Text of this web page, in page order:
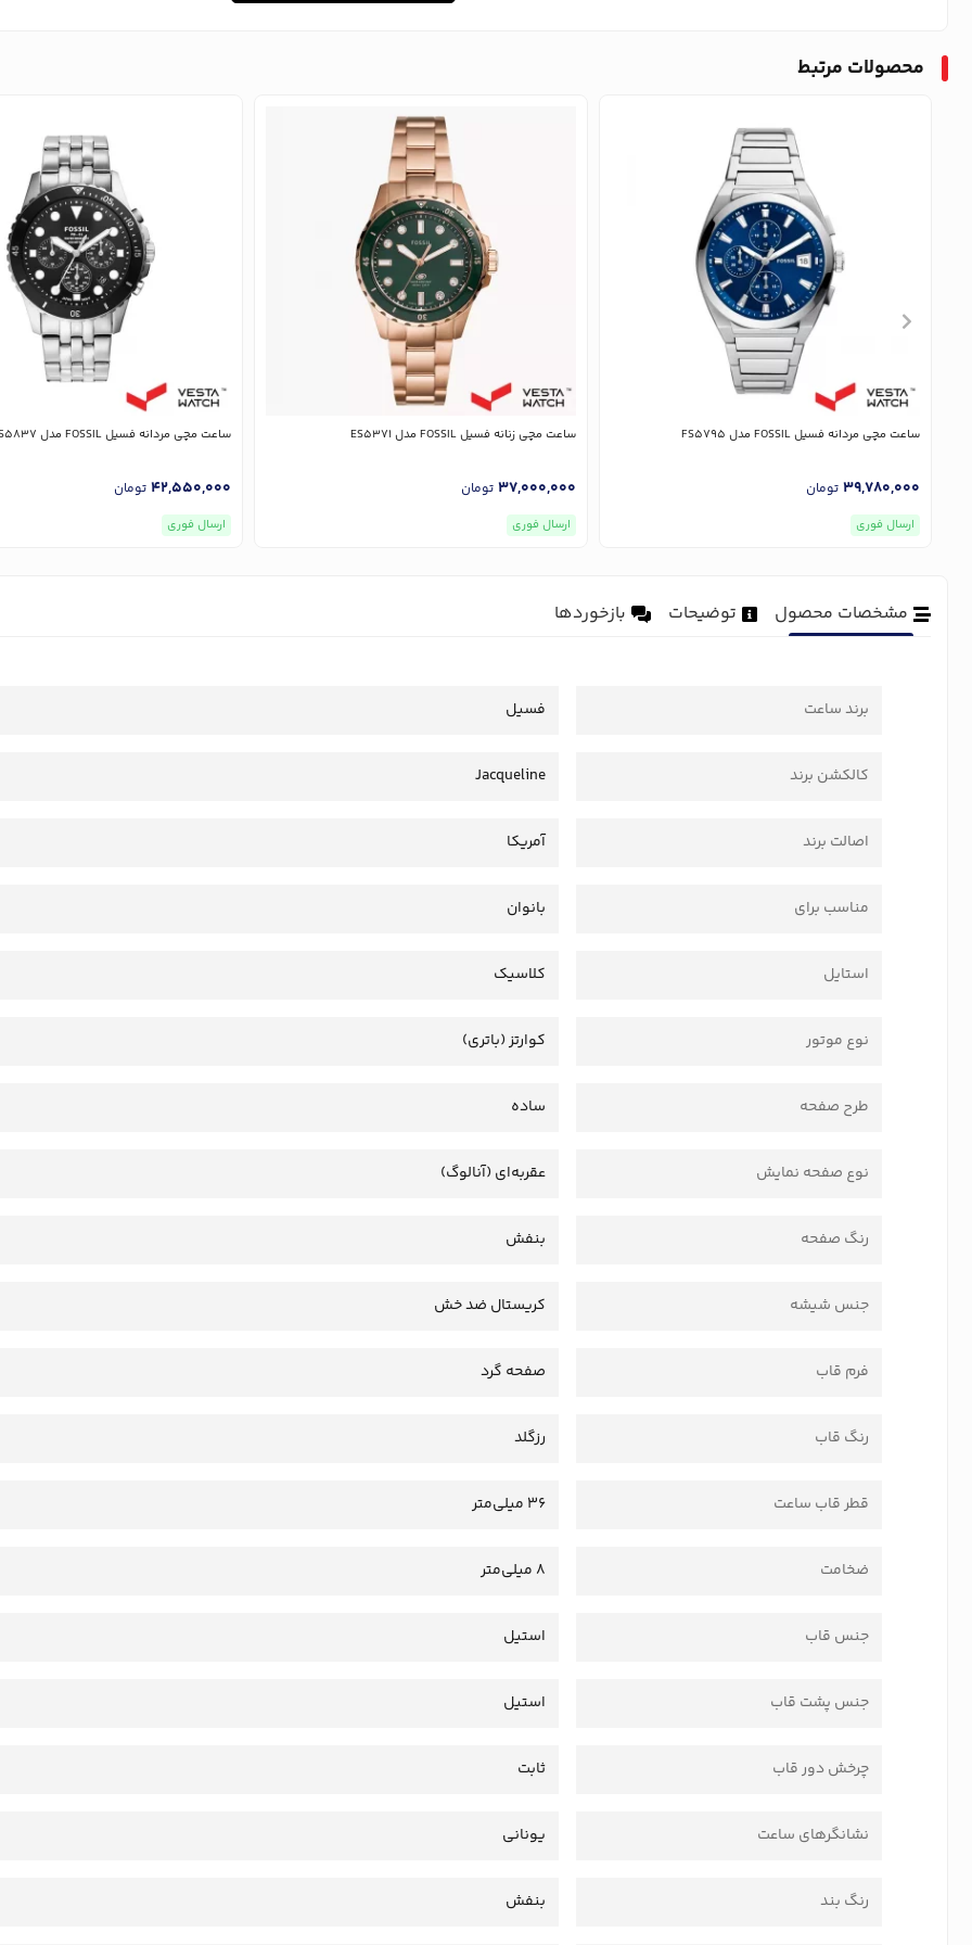
محصولات مرتبط
ساعت مچی مردانه فسیل FOSSIL مدل FS5795
39,780,000 تومان
ارسال فوری
ساعت مچی زنانه فسیل FOSSIL مدل ES5371
37,000,000 تومان
ارسال فوری
ساعت مچی مردانه فسیل FOSSIL مدل FS5837
42,550,000 تومان
ارسال فوری
مشخصات محصول توضیحات بازخوردها
برند ساعت فسیل
کالکشن برند Jacqueline
اصالت برند آمریکا
مناسب برای بانوان
استایل کلاسیک
نوع موتور کوارتز (باتری)
طرح صفحه ساده
نوع صفحه نمایش عقربه‌ای (آنالوگ)
رنگ صفحه بنفش
جنس شیشه کریستال ضد خش
فرم قاب صفحه گرد
رنگ قاب رزگلد
قطر قاب ساعت 36 میلی‌متر
ضخامت 8 میلی‌متر
جنس قاب استیل
جنس پشت قاب استیل
چرخش دور قاب ثابت
نشانگرهای ساعت یونانی
رنگ بند بنفش